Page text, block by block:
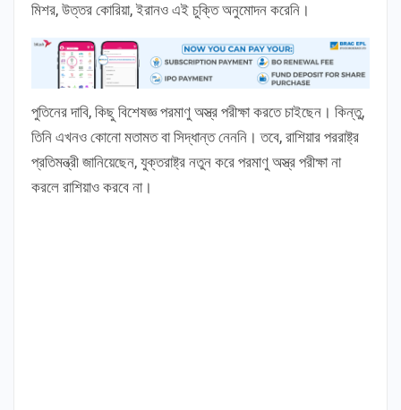
মিশর, উত্তর কোরিয়া, ইরানও এই চুক্তি অনুমোদন করেনি।
পুতিনের দাবি, কিছু বিশেষজ্ঞ পরমাণু অস্ত্র পরীক্ষা করতে চাইছেন। কিন্তু,
তিনি এখনও কোনো মতামত বা সিদ্ধান্ত নেননি। তবে, রাশিয়ার পররাষ্ট্র
প্রতিমন্ত্রী জানিয়েছেন, যুক্তরাষ্ট্র নতুন করে পরমাণু অস্ত্র পরীক্ষা না
করলে রাশিয়াও করবে না।